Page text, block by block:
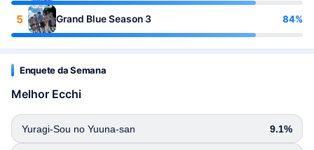
5 Grand Blue Season 3 84%
Enquete da Semana
Melhor Ecchi
Yuragi-Sou no Yuuna-san 9.1%